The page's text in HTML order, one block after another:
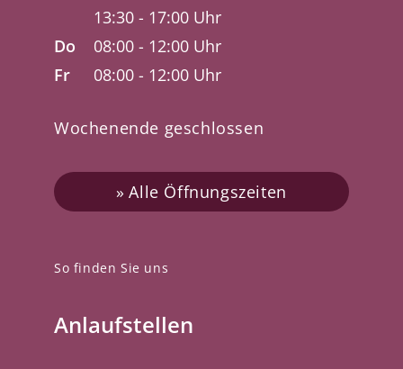
So finden Sie uns
Anlaufstellen
13:30 - 17:00 Uhr
Do
08:00 - 12:00 Uhr
Fr
08:00 - 12:00 Uhr
Wochenende geschlossen
Alle Öffnungszeiten